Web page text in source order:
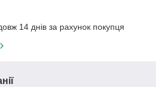
14 днів за рахунок покупця